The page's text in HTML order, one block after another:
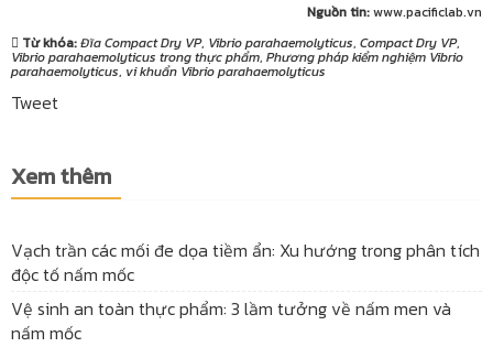
Nguồn tin:www.pacificlab.vn
Từ khóa:Đĩa Compact Dry VP, Vibrio parahaemolyticus, Compact Dry VP,
Vibrio parahaemolyticus trong thực phẩm, Phương pháp kiểm nghiệm Vibrio
parahaemolyticus, vi khuẩn Vibrio parahaemolyticus
Tweet
Xem thêm
Vạch trần các mối đe dọa tiềm ẩn: Xu hướng trong phân tích
độc tố nấm mốc
Vệ sinh an toàn thực phẩm: 3 lầm tưởng về nấm men và
nấm mốc